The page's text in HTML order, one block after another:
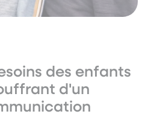
des enfants
d'un